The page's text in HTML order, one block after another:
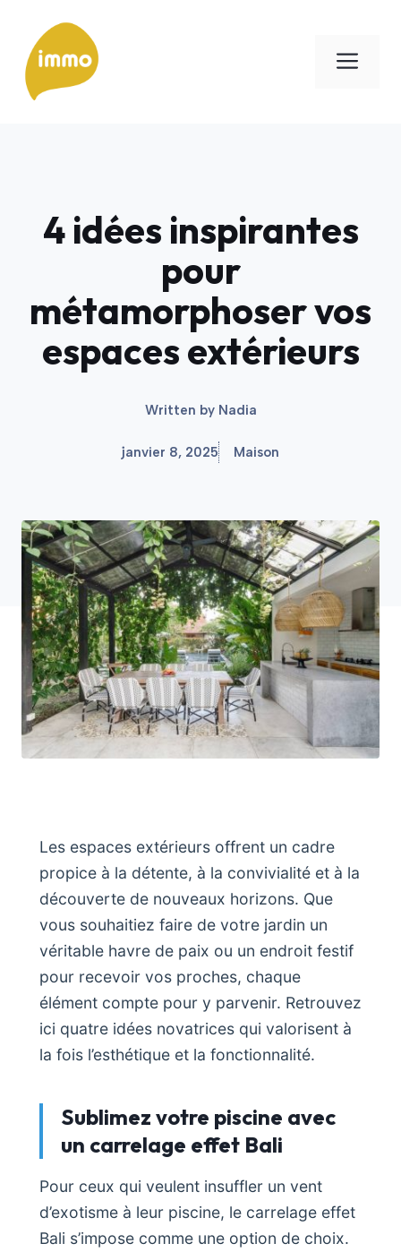
contenu
4 idées inspirantes
pour
métamorphoser vos
espaces extérieurs
Written by Nadia
janvier 8, 2025 Maison
Les espaces extérieurs offrent un cadre
propice à la détente, à la convivialité et à la
découverte de nouveaux horizons. Que
vous souhaitiez faire de votre jardin un
véritable havre de paix ou un endroit festif
pour recevoir vos proches, chaque
élément compte pour y parvenir. Retrouvez
ici quatre idées novatrices qui valorisent à
la fois l’esthétique et la fonctionnalité.
Sublimez votre piscine avec
un carrelage effet Bali
Pour ceux qui veulent insuffler un vent
d’exotisme à leur piscine, le carrelage effet
Bali s’impose comme une option de choix.